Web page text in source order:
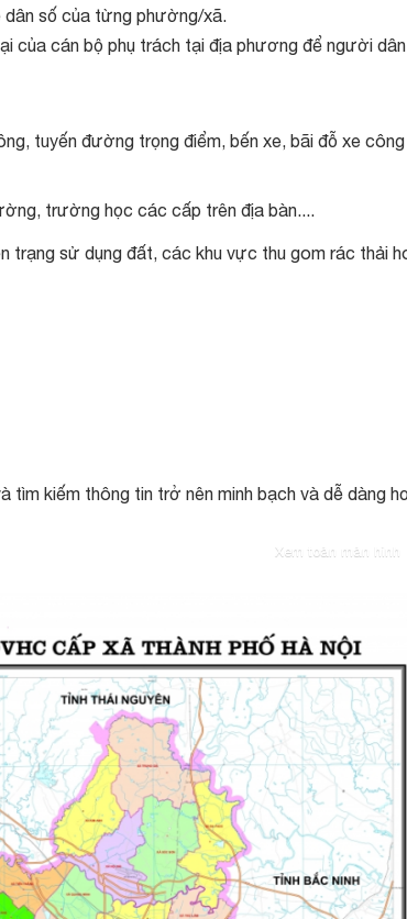
dân số của từng phường/xã.
của cán bộ phụ trách tại địa phương để người
tuyến đường trọng điểm, bến xe, bãi đỗ xe công
trường học các cấp trên địa bàn....
sử dụng đất, các khu vực thu gom rác thải
tìm kiếm thông tin trở nên minh bạch và dễ dàng
Xem toàn màn hình